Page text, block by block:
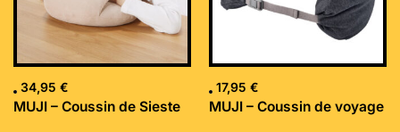
34,95 €
MUJI – Coussin de Sieste
17,95 €
MUJI – Coussin de voyage